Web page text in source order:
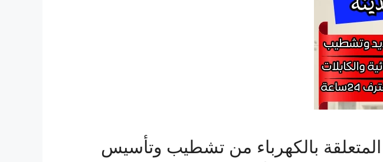
المتعلقة بالكهرباء من تشطيب وتأسيس